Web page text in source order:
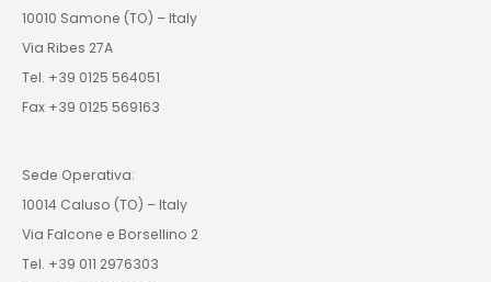
10010 Samone (TO) – Italy
Via Ribes 27A
Tel. +39 0125 564051
Fax +39 0125 569163
Sede Operativa:
10014 Caluso (TO) – Italy
Via Falcone e Borsellino 2
Tel. +39 011 2976303